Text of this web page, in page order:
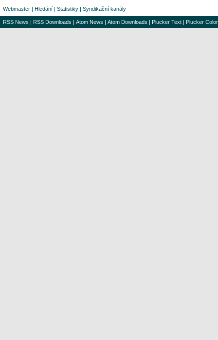
Webmaster | Hledání | Statistiky | Syndikační kanály
RSS News | RSS Downloads | Atom News | Atom Downloads | Plucker Text | Plucker Color